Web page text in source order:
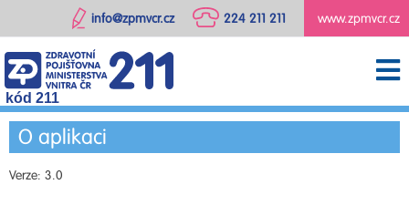
www.zpmvcr.cz
224 211 211
info@zpmvcr.cz
kód 211
O aplikaci
Verze: 3.0